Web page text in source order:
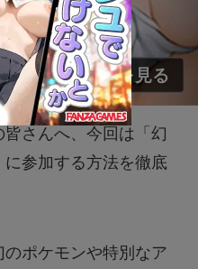
さんへ、今回は「幻
参加する方法を徹底
ポケモンや特別なア